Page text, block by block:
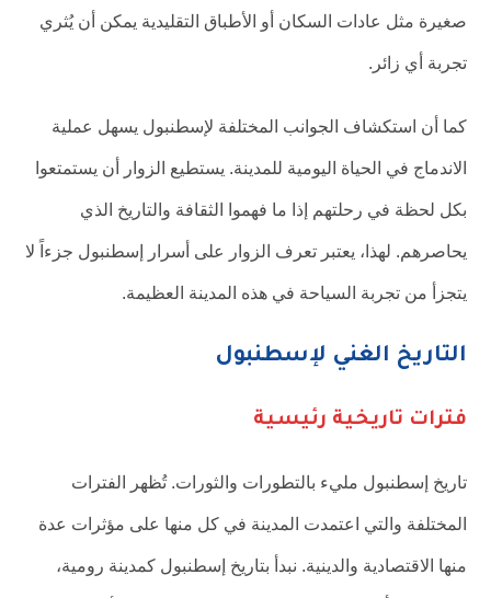
صغيرة مثل عادات السكان أو الأطباق التقليدية يمكن أن يُثري
تجربة أي زائر.
كما أن استكشاف الجوانب المختلفة لإسطنبول يسهل عملية
الاندماج في الحياة اليومية للمدينة. يستطيع الزوار أن يستمتعوا
بكل لحظة في رحلتهم إذا ما فهموا الثقافة والتاريخ الذي
يحاصرهم. لهذا، يعتبر تعرف الزوار على أسرار إسطنبول جزءاً لا
يتجزأ من تجربة السياحة في هذه المدينة العظيمة.
التاريخ الغني لإسطنبول
فترات تاريخية رئيسية
تاريخ إسطنبول مليء بالتطورات والثورات. تُظهر الفترات
المختلفة والتي اعتمدت المدينة في كل منها على مؤثرات عدة
منها الاقتصادية والدينية. نبدأ بتاريخ إسطنبول كمدينة رومية،